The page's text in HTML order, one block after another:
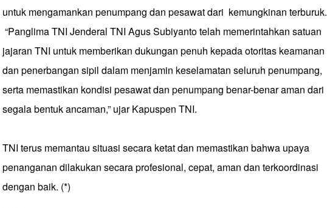
untuk mengamankan penumpang dan pesawat dari kemungkinan terburuk.
“Panglima TNI Jenderal TNI Agus Subiyanto telah memerintahkan satuan
jajaran TNI untuk memberikan dukungan penuh kepada otoritas keamanan
dan penerbangan sipil dalam menjamin keselamatan seluruh penumpang,
serta memastikan kondisi pesawat dan penumpang benar-benar aman dari
segala bentuk ancaman,” ujar Kapuspen TNI.
TNI terus memantau situasi secara ketat dan memastikan bahwa upaya
penanganan dilakukan secara profesional, cepat, aman dan terkoordinasi
dengan baik. (*)